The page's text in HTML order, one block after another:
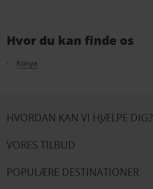
Hvor du kan finde os
Konya
HVORDAN KAN VI HJÆLPE DIG?
VORES TILBUD
POPULÆRE DESTINATIONER